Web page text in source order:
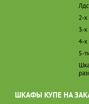
2-
3-
4-
5-
ШКАФЫ КУПЕ НА